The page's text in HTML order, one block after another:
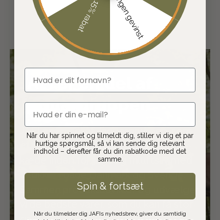
JAFI er en del af
Jaguargruppen
JAFI er en del af Jaguargruppen, som
er Skandinaviens største frivillige
kæde inden for jagt og friluftsliv med
butikker i både Danmark og Sverige.
Sammen produktudvikler og udvælger
Ingen gevinst
15% rabat
fornavn
email
Når du har spinnet og tilmeldt dig, stiller vi dig et par
hurtige spørgsmål, så vi kan sende dig relevant
indhold – derefter får du din rabatkode med det
samme.
Spin & fortsæt
Når du tilmelder dig JAFIs nyhedsbrev, giver du samtidig